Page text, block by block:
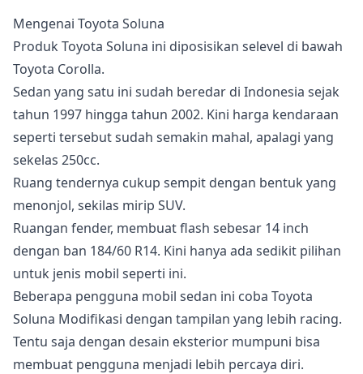
Mengenai Toyota Soluna
Produk Toyota Soluna ini diposisikan selevel di bawah
Toyota Corolla.
Sedan yang satu ini sudah beredar di Indonesia sejak
tahun 1997 hingga tahun 2002. Kini harga kendaraan
seperti tersebut sudah semakin mahal, apalagi yang
sekelas 250cc.
Ruang tendernya cukup sempit dengan bentuk yang
menonjol, sekilas mirip SUV.
Ruangan fender, membuat flash sebesar 14 inch
dengan ban 184/60 R14. Kini hanya ada sedikit pilihan
untuk jenis mobil seperti ini.
Beberapa pengguna mobil sedan ini coba Toyota
Soluna Modifikasi dengan tampilan yang lebih racing.
Tentu saja dengan desain eksterior mumpuni bisa
membuat pengguna menjadi lebih percaya diri.